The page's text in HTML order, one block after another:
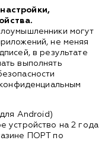
могут
не меняя
в результате
выполнять
Android)
устройство на 2 года
ПОРТ по